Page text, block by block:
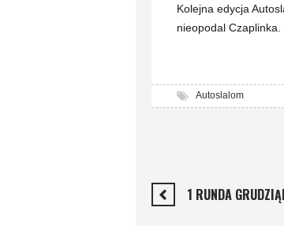
Kolejna edycja
nieopodal Czaplinka.
Autoslalom
1 RUNDA